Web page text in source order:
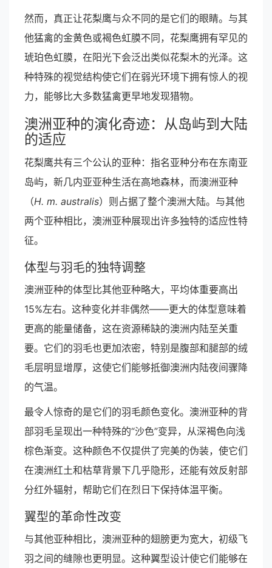
然而，真正让花梨鹰与众不同的是它们的眼睛。与其
他猛禽的金黄色或褐色虹膜不同，花梨鹰拥有罕见的
琥珀色虹膜，在阳光下会泛出类似花梨木的光泽。这
种特殊的视觉结构使它们在弱光环境下拥有惊人的视
力，能够比大多数猛禽更早地发现猎物。
澳洲亚种的演化奇迹：从岛屿到大陆
的适应
花梨鹰共有三个公认的亚种：指名亚种分布在东南亚
岛屿，新几内亚亚种生活在高地森林，而澳洲亚种
（H. m. australis）则占据了整个澳洲大陆。与其他
两个亚种相比，澳洲亚种展现出许多独特的适应性特
征。
体型与羽毛的独特调整
澳洲亚种的体型比其他亚种略大，平均体重要高出
15%左右。这种变化并非偶然——更大的体型意味着
更高的能量储备，这在资源稀缺的澳洲内陆至关重
要。它们的羽毛也更加浓密，特别是腹部和腿部的绒
毛层明显增厚，这使它们能够抵御澳洲内陆夜间骤降
的气温。
最令人惊奇的是它们的羽毛颜色变化。澳洲亚种的背
部羽毛呈现出一种特殊的“沙色”变异，从深褐色向浅
棕色渐变。这种颜色不仅提供了完美的伪装，使它们
在澳洲红土和枯草背景下几乎隐形，还能有效反射部
分红外辐射，帮助它们在烈日下保持体温平衡。
翼型的革命性改变
与其他亚种相比，澳洲亚种的翅膀更为宽大，初级飞
羽之间的缝隙也更明显。这种翼型设计使它们能够在